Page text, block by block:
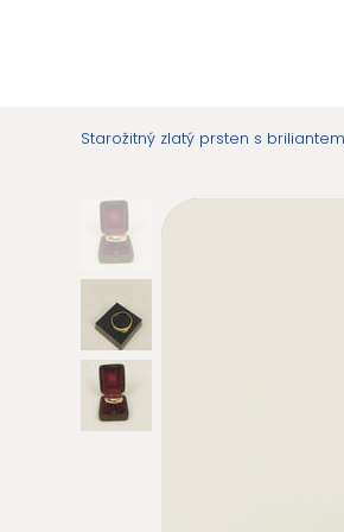
Starožitný zlatý prsten s briliantem,